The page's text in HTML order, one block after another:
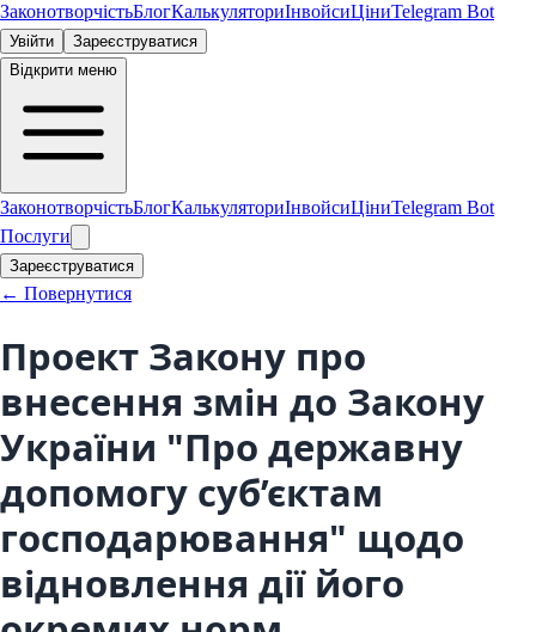
ЗаконотворчістьБлогКалькуляториІнвойсиЦіниTelegram Bot
Увійти
Зареєструватися
Відкрити меню
ЗаконотворчістьБлогКалькуляториІнвойсиЦіниTelegram Bot
Послуги
Зареєструватися
← Повернутися
Проект Закону про
внесення змін до Закону
України "Про державну
допомогу суб’єктам
господарювання" щодо
відновлення дії його